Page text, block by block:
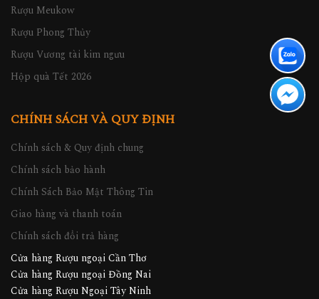
Rượu Meukow
Rượu Phong Thủy
Rượu Vương tài kim ngưu
Hộp quà Tết 2026
CHÍNH SÁCH VÀ QUY ĐỊNH
Chính sách & Quy định chung
Chính sách bảo hành
Chính Sách Bảo Mật Thông Tin
Giao hàng và thanh toán
Chính sách đổi trả hàng
Cửa hàng Rượu ngoại Cần Thơ
Cửa hàng Rượu ngoại Đồng Nai
Cửa hàng Rượu Ngoại Tây Ninh